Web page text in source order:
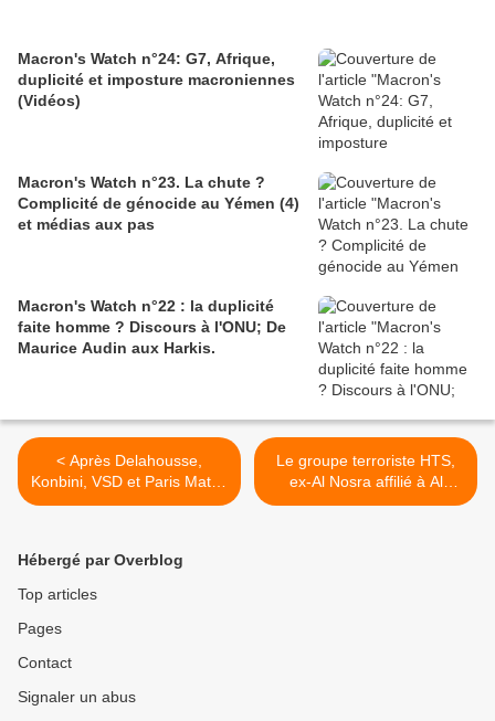
Macron's Watch n°24: G7, Afrique,
duplicité et imposture macroniennes
(Vidéos)
Macron's Watch n°23. La chute ?
Complicité de génocide au Yémen (4)
et médias aux pas
Macron's Watch n°22 : la duplicité
faite homme ? Discours à l'ONU; De
Maurice Audin aux Harkis.
< Après Delahousse,
Konbini, VSD et Paris Match
font reluire Macron. Et le
Le groupe terroriste HTS,
ex-Al Nosra affilié à Al
Qaïda, abat un avion de
Hébergé par Overblog
Top articles
Pages
Contact
Signaler un abus